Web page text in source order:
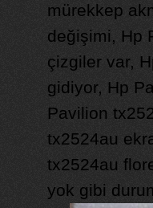
mürekkep
değişimi, Hp
çizgiler var,
gidiyor, Hp
Pavilion
tx2524au
tx2524au
yok gibi